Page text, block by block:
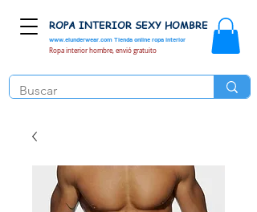
www.elunderwear.com Tienda online ropa interior
ROPA INTERIOR SEXY HOMBRE
Ropa interior hombre, envió gratuito